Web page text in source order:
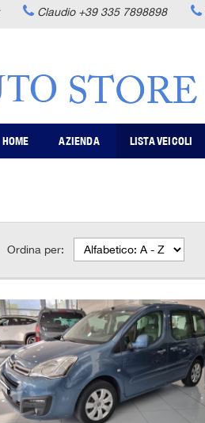
Claudio +39 335 7898898
HOME AZIENDA LISTA VEICOLI
Ordina per: